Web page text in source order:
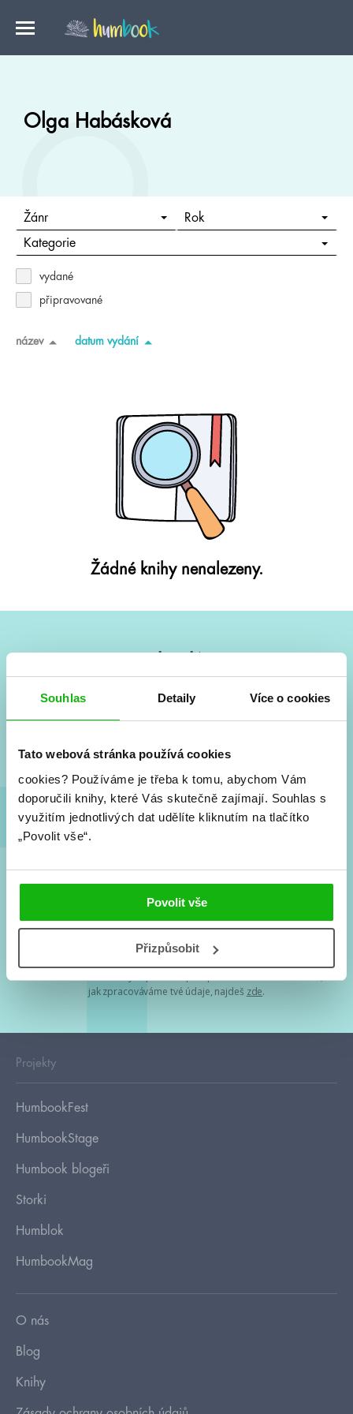
Souhlas Detaily Více o cookies
Tato webová stránka používá cookies
cookies? Používáme je třeba k tomu, abychom Vám
doporučili knihy, které Vás skutečně zajímají. Souhlas s
využitím jednotlivých dat udělíte kliknutím na tlačítko
„Povolit vše“.
Povolit vše
Přizpůsobit
Olga Habásková
Žánr Rok
Kategorie
vydané
připravované
název datum vydání
Žádné knihy nenalezeny.
Vše kolem #youngadult každý měsíc rovnou do mailu!
a seriálové adaptace a další.
Souhlasím spodmínkami zpracování osobních údajů
Tvá e-mailová adresa je u nás v bezpečí. Přečti si
jak zpracováváme tvé údaje, najdeš zde.
Projekty
HumbookFest
HumbookStage
Humbook blogeři
Storki
Humblok
HumbookMag
O nás
Blog
Knihy